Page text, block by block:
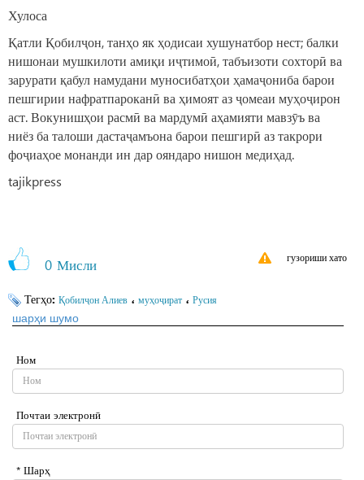
Хулоса
Қатли Қобилҷон, танҳо як ҳодисаи хушунатбор нест; балки
нишонаи мушкилоти амиқи иҷтимоӣ, табъизоти сохторӣ ва
зарурати қабул намудани муносибатҳои ҳамаҷониба барои
пешгирии нафратпароканӣ ва ҳимоят аз ҷомеаи муҳоҷирон
аст. Вокунишҳои расмӣ ва мардумӣ аҳамияти мавзӯъ ва
ниёз ба талоши дастаҷамъона барои пешгирӣ аз такрори
фоҷиаҳое монанди ин дар ояндаро нишон медиҳад.
tajikpress
0 Мисли гузориши хато
Тегҳо: Қобилҷон Алиев ، муҳоҷират ، Русия
шарҳи шумо
Ном
Почтаи электронӣ
* Шарҳ